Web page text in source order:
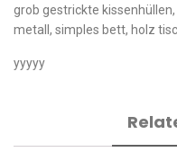
grob gestrickte
metall, simples bett, holz
yyyyy